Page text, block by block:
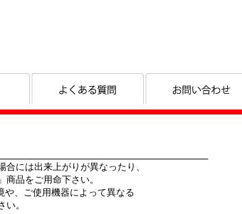
には出来上がりが異なったり、
品をご用命下さい。
、ご使用機器によって異なる
。